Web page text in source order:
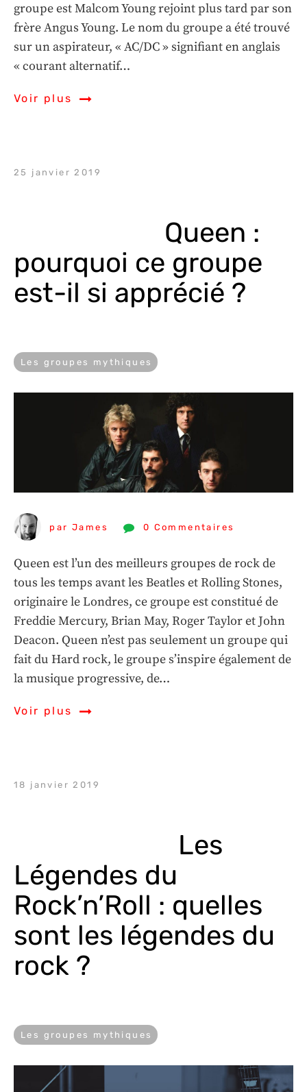
groupe est Malcom Young rejoint plus tard par son
frère Angus Young. Le nom du groupe a été trouvé
sur un aspirateur, « AC/DC » signifiant en anglais
« courant alternatif…
Voir plus
25 janvier 2019
Queen :
pourquoi ce groupe
est-il si apprécié ?
Les groupes mythiques
par James 0 Commentaires
Queen est l’un des meilleurs groupes de rock de
tous les temps avant les Beatles et Rolling Stones,
originaire le Londres, ce groupe est constitué de
Freddie Mercury, Brian May, Roger Taylor et John
Deacon. Queen n’est pas seulement un groupe qui
fait du Hard rock, le groupe s’inspire également de
la musique progressive, de…
Voir plus
18 janvier 2019
Les
Légendes du
Rock’n’Roll : quelles
sont les légendes du
rock ?
Les groupes mythiques